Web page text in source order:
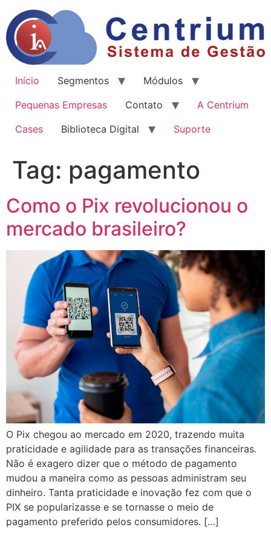
Início Segmentos
Módulos
Pequenas Empresas
Contato
A Centrium
Cases
Biblioteca Digital Suporte
Tag: pagamento
Como o Pix revolucionou o
mercado brasileiro?
O Pix chegou ao mercado em 2020, trazendo muita
praticidade e agilidade para as transações financeiras.
Não é exagero dizer que o método de pagamento
mudou a maneira como as pessoas administram seu
dinheiro. Tanta praticidade e inovação fez com que o
PIX se popularizasse e se tornasse o meio de
pagamento preferido pelos consumidores. […]